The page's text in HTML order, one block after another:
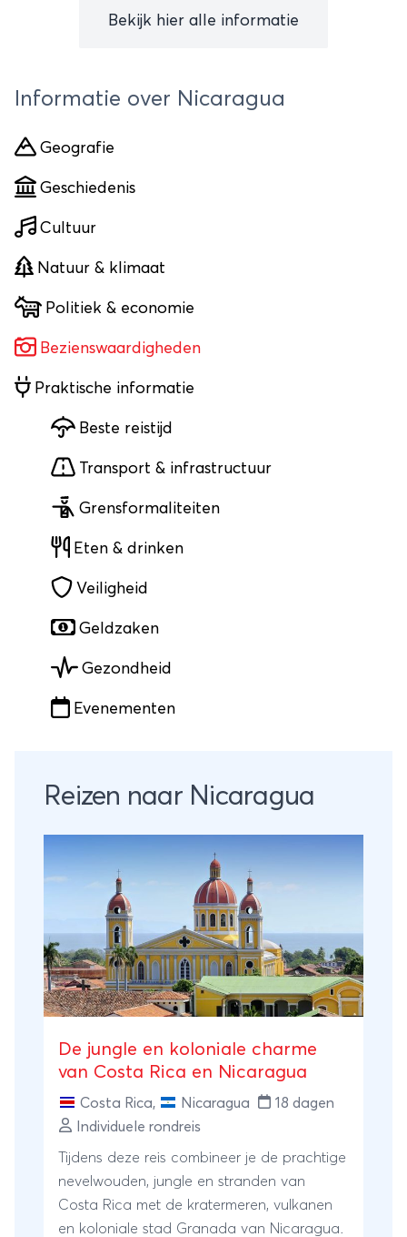
Bekijk hier alle informatie
Informatie over Nicaragua
Geografie
Geschiedenis
Cultuur
Natuur & klimaat
Politiek & economie
Bezienswaardigheden
Praktische informatie
Beste reistijd
Transport & infrastructuur
Grensformaliteiten
Eten & drinken
Veiligheid
Geldzaken
Gezondheid
Evenementen
Reizen naar Nicaragua
De jungle en koloniale charme
van Costa Rica en Nicaragua
Costa Rica, Nicaragua
18 dagen
Individuele rondreis
Tijdens deze reis combineer je de prachtige
nevelwouden, jungle en stranden van
Costa Rica met de kratermeren, vulkanen
en koloniale stad Granada van Nicaragua.